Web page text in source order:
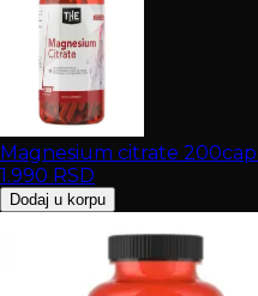
Magnesium citrate
1.990 RSD
Dodaj u korpu